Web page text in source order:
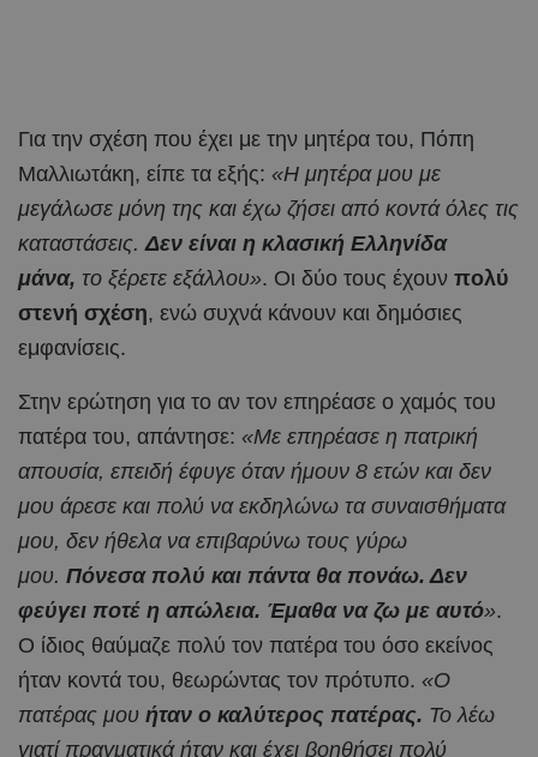
Για την σχέση που έχει με την μητέρα του, Πόπη
Μαλλιωτάκη, είπε τα εξής: «Η μητέρα μου με
μεγάλωσε μόνη της και έχω ζήσει από κοντά όλες τις
καταστάσεις.Δεν είναι η κλασική Ελληνίδα
μάνα, το ξέρετε εξάλλου». Οι δύο τους έχουν πολύ
στενή σχέση, ενώ συχνά κάνουν και δημόσιες
εμφανίσεις.
Στην ερώτηση για το αν τον επηρέασε ο χαμός του
πατέρα του, απάντησε: «Με επηρέασε η πατρική
απουσία, επειδή έφυγε όταν ήμουν 8 ετών και δεν
μου άρεσε και πολύ να εκδηλώνω τα συναισθήματα
μου, δεν ήθελα να επιβαρύνω τους γύρω
μου. Πόνεσα πολύ και πάντα θα πονάω. Δεν
φεύγει ποτέ η απώλεια. Έμαθα να ζω με αυτό».
Ο ίδιος θαύμαζε πολύ τον πατέρα του όσο εκείνος
ήταν κοντά του, θεωρώντας τον πρότυπο. «Ο
πατέρας μου ήταν ο καλύτερος πατέρας. Το λέω
γιατί πραγματικά ήταν και έχει βοηθήσει πολύ